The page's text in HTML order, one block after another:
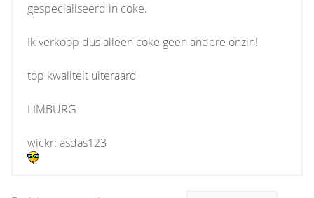
gespecialiseerd in coke.
Ik verkoop dus alleen coke geen andere onzin!
top kwaliteit uiteraard
LIMBURG
wickr: asdas123